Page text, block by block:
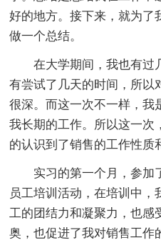
好的地方。接下来，就为了
做一个总结。
在大学期间，我也有过
有尝试了几天的时间，所以
很深。而这一次不一样，我
我长期的工作。所以这一次
的认识到了销售的工作性质
实习的第一个月，参加
员工培训活动，在培训中，
工的团结力和凝聚力，也感
奥，也促进了我对销售工作